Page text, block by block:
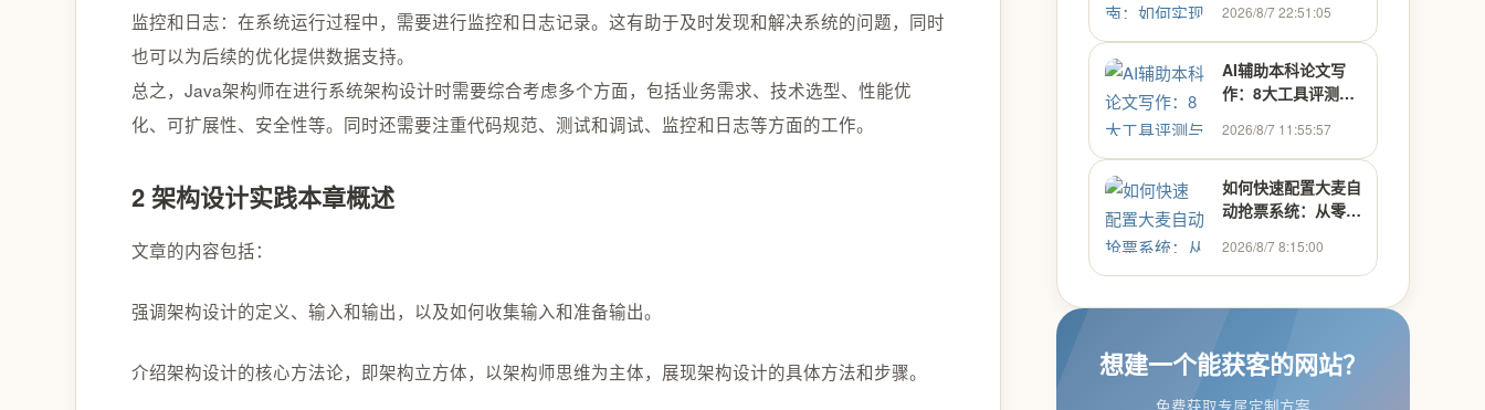
监控和日志：在系统运行过程中，需要进行监控和日志记录。这有助于及时发现和解决系统的问题，同时
也可以为后续的优化提供数据支持。
总之，Java架构师在进行系统架构设计时需要综合考虑多个方面，包括业务需求、技术选型、性能优
化、可扩展性、安全性等。同时还需要注重代码规范、测试和调试、监控和日志等方面的工作。
2 架构设计实践本章概述
文章的内容包括：
强调架构设计的定义、输入和输出，以及如何收集输入和准备输出。
介绍架构设计的核心方法论，即架构立方体，以架构师思维为主体，展现架构设计的具体方法和步骤。
2026/8/7 22:51:05
AI辅助本科论文写
作：8大工具评测与
2026/8/7 11:55:57
如何快速配置大麦自
动抢票系统：从零开
助手
2026/8/7 8:15:00
想建一个能获客的网站？